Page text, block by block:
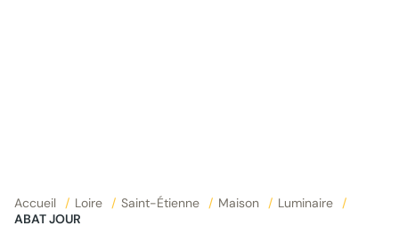
Accueil / Loire / Saint-Étienne / Maison / Luminaire
/
ABAT JOUR